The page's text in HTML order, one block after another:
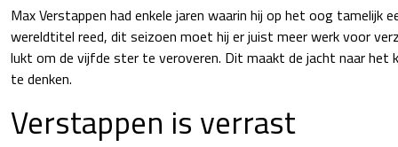
Max Verstappen had enkele jaren waarin hij op het oog tamelijk
wereldtitel reed, dit seizoen moet hij er juist meer werk voor
lukt om de vijfde ster te veroveren. Dit maakt de jacht naar het
te denken.
Verstappen is verrast